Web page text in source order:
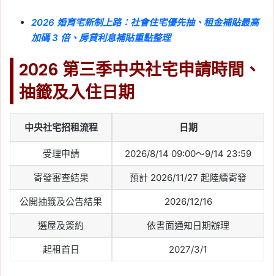
2026 婚育宅新制上路：社會住宅優先抽、租金補貼最高
加碼 3 倍、房貸利息補貼重點整理
2026 第三季中央社宅申請時間、
抽籤及入住日期
中央社宅招租流程 日期
受理申請 2026/8/14 09:00～9/14 23:59
寄發審查結果 預計 2026/11/27 起陸續寄發
公開抽籤及公告結果 2026/12/16
選屋及簽約 依書面通知日期辦理
起租首日 2027/3/1